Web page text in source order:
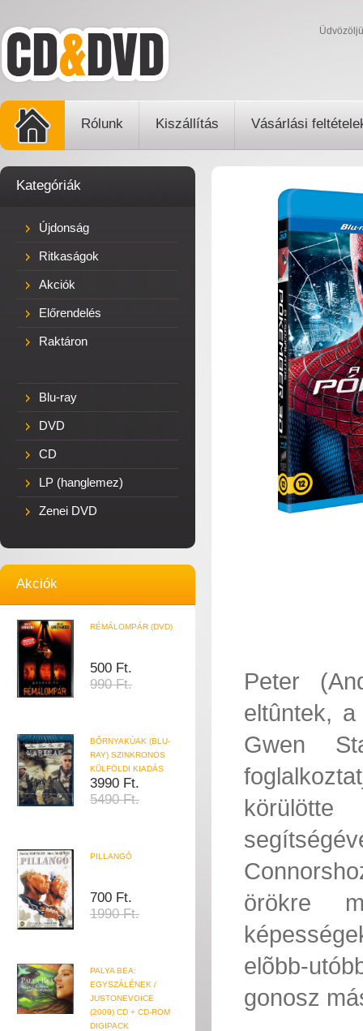
Rólunk Kiszállítás Vásárlási
Kategóriák
Újdonság
Ritkaságok
Akciók
Előrendelés
Raktáron
Blu-ray
DVD
CD
LP (hanglemez)
Zenei DVD
Akciók
RÉMÁLOMPÁR (DVD)
500 Ft.
990 Ft.
BŐRNYAKÚAK (BLU-
RAY) SZINKRONOS
KÜLFÖLDI KIADÁS
3990 Ft.
5490 Ft.
PILLANGÓ
700 Ft.
1990 Ft.
PALYA BEA:
EGYSZÁLÉNEK /
JUSTONEVOICE
(2009) CD + CD-ROM
DIGIPACK
Peter
eltûntek,
Gwen
örökre
elõbb-
gonosz